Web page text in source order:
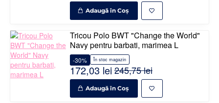
Adaugă în Coş
Tricou Polo BWT "Change the World"
Navy pentru barbati, marimea L
În stoc magazin
-30%
172,03 lei245,75 lei
Adaugă în Coş